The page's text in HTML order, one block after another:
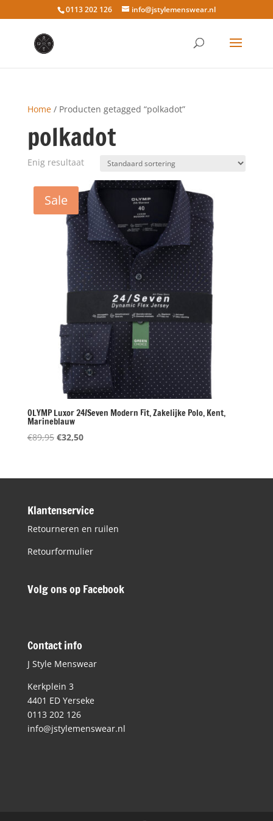
0113 202 126 info@jstylemenswear.nl
Home/ Producten getagged “polkadot”
polkadot
Enig resultaat
Sale
OLYMP Luxor 24/Seven Modern Fit, Zakelijke Polo, Kent,
Marineblauw
€89,95 Oorspronkelijke
€89,95.
€32,50Huidige
€32,50.
Klantenservice
Retourneren en ruilen
Retourformulier
Volg ons op Facebook
Contact info
J Style Menswear
Kerkplein 3
4401 ED Yerseke
0113 202 126
info@jstylemenswear.nl